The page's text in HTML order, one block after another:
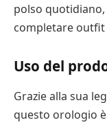
polso
completare
Uso del
Grazie alla sua
questo orologio